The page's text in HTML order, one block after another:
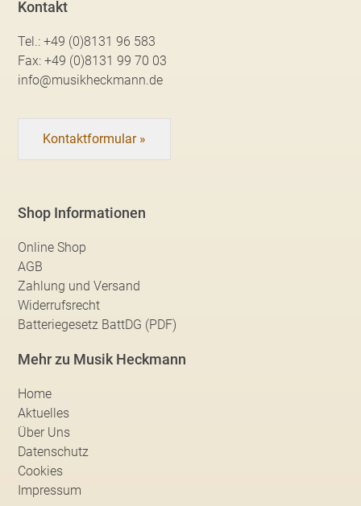
Kontakt
Tel.:+49 (0)8131 96 583
Fax:+49 (0)8131 99 70 03
info@musikheckmann.de
Kontaktformular »
Shop Informationen
Online Shop
AGB
Zahlung und Versand
Widerrufsrecht
Batteriegesetz BattDG (PDF)
Mehr zu Musik Heckmann
Home
Aktuelles
Über Uns
Datenschutz
Cookies
Impressum